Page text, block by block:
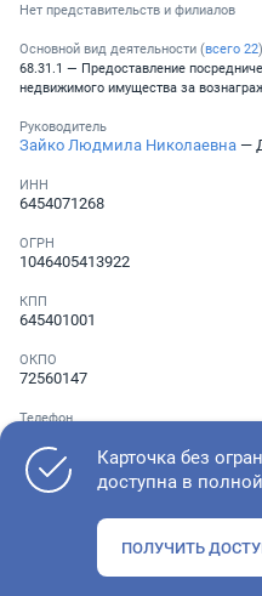
Нет представительств и филиалов
Основной вид деятельности (всего 22)
68.31.1 — Предоставление
недвижимого имущества за
Руководитель
Зайко Людмила Николаевна —
ИНН
6454071268
ОГРН
1046405413922
КПП
645401001
ОКПО
72560147
Телефон
Как оценить состояние
Карточка без
доступна в
ПОЛУЧИТЬ